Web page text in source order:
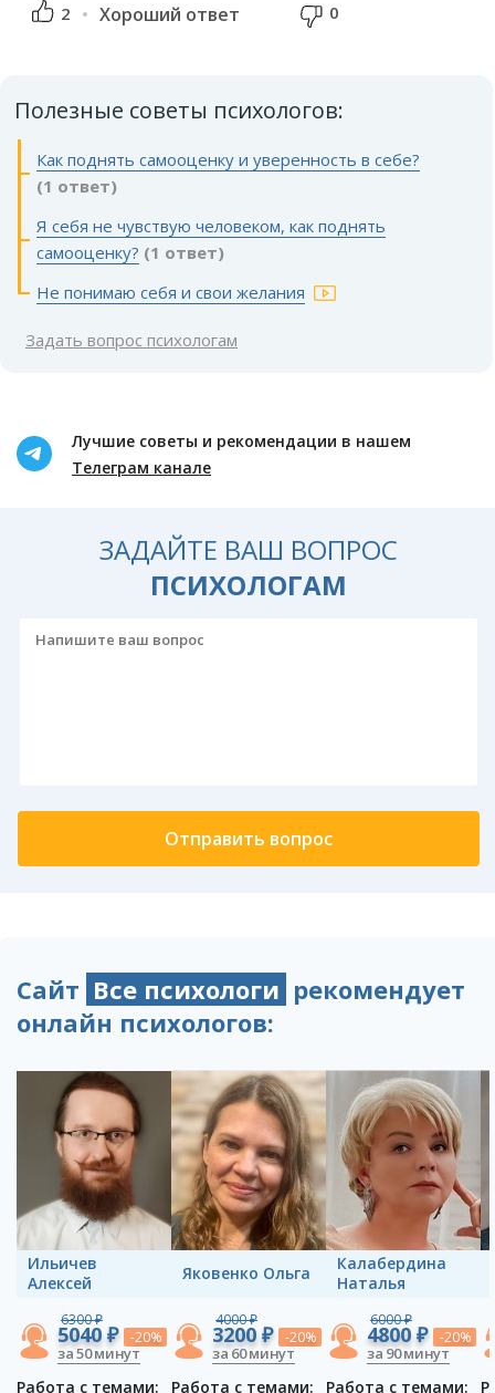
2 Хороший ответ 0
Полезные советы психологов:
Как поднять самооценку и уверенность в себе?
(1 ответ)
Я себя не чувствую человеком, как поднять
самооценку? (1 ответ)
Не понимаю себя и свои желания
Задать вопрос психологам
Лучшие советы и рекомендации в нашем
Телеграм канале
ЗАДАЙТЕ ВАШ ВОПРОС
ПСИХОЛОГАМ
Сайт Все психологи рекомендует
онлайн психологов:
Ильичев
Алексей
6300 ₽
5040 ₽ -20%
за 50 минут
Работа с темами:
Яковенко Ольга
4000 ₽
3200 ₽ -20%
за 60 минут
Работа с темами:
Калабердина
Наталья
6000 ₽
4800 ₽ -20%
за 90 минут
Работа с темами: